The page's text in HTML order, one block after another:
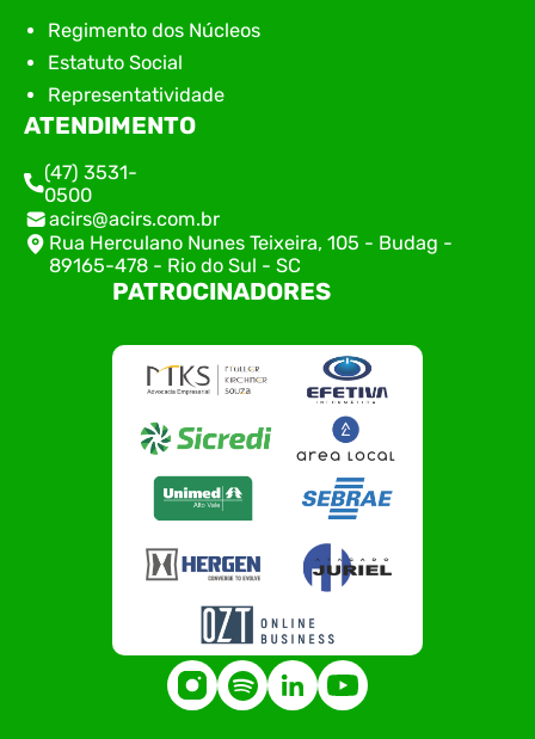
Regimento dos Núcleos
Estatuto Social
Representatividade
ATENDIMENTO
(47) 3531-
0500
acirs@acirs.com.br
Rua Herculano Nunes Teixeira, 105 - Budag -
89165-478 - Rio do Sul - SC
PATROCINADORES